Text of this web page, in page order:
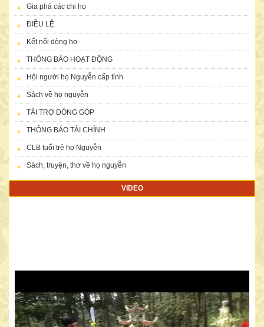
Gia phả các chi họ
ĐIỀU LỆ
Kết nối dòng họ
THÔNG BÁO HOẠT ĐỘNG
Hội người họ Nguyễn cấp tỉnh
Sách về họ nguyễn
TÀI TRỢ ĐÓNG GÓP
THÔNG BÁO TÀI CHÍNH
CLB tuổi trẻ họ Nguyễn
Sách, truyện, thơ về họ nguyễn
VIDEO